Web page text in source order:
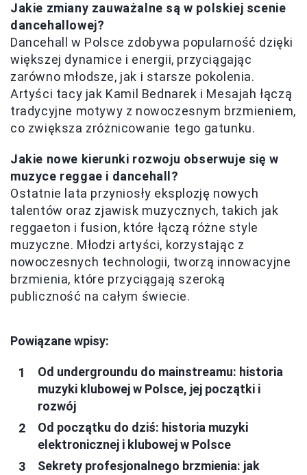
Jakie zmiany zauważalne są w polskiej scenie
dancehallowej?
Dancehall w Polsce zdobywa popularność dzięki
większej dynamice i energii, przyciągając
zarówno młodsze, jak i starsze pokolenia.
Artyści tacy jak Kamil Bednarek i Mesajah łączą
tradycyjne motywy z nowoczesnym brzmieniem,
co zwiększa zróżnicowanie tego gatunku.
Jakie nowe kierunki rozwoju obserwuje się w
muzyce reggae i dancehall?
Ostatnie lata przyniosły eksplozję nowych
talentów oraz zjawisk muzycznych, takich jak
reggaeton i fusion, które łączą różne style
muzyczne. Młodzi artyści, korzystając z
nowoczesnych technologii, tworzą innowacyjne
brzmienia, które przyciągają szeroką
publiczność na całym świecie.
Powiązane wpisy:
Od undergroundu do mainstreamu: historia
muzyki klubowej w Polsce, jej początki i
rozwój
Od początku do dziś: historia muzyki
elektronicznej i klubowej w Polsce
Sekrety profesjonalnego brzmienia: jak